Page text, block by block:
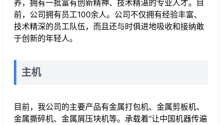
养，拥有一批富有创新精神、技术精湛的专业人才。目
前，公司拥有员工100余人。公司不仅拥有经验丰富、
技术精深的员工队伍，而且还与时俱进地吸收和接纳敢
于创新的年轻人。
主机
目前，我公司的主要产品有金属打包机、金属剪板机、
金属撕碎机、金属屑压块机等。承载着“让中国机器传遍